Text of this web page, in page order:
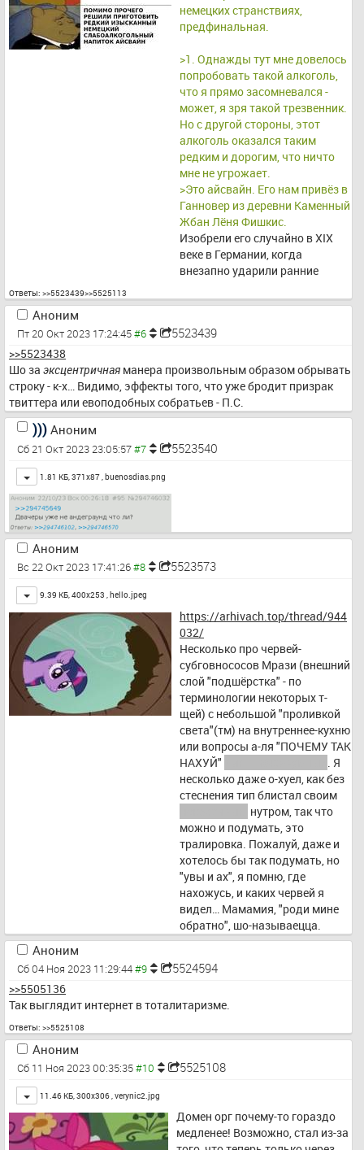
немецких странствиях,
предфинальная.
>1. Однажды тут мне довелось
попробовать такой алкоголь,
что я прямо засомневался -
может, я зря такой трезвенник.
Но с другой стороны, этот
алкоголь оказался таким
редким и дорогим, что ничто
мне не угрожает.
>Это айсвайн. Его нам привёз в
Ганновер из деревни Каменный
Жбан Лёня Фишкис.
Изобрели его случайно в XIX
веке в Германии, когда
внезапно ударили ранние
собрали. Вот он и подмёрз
скормить его козам, но для
вино. Результат впечатлил.
>Честный айсвайн
производить ужасно сложно -
надо чтобы виноград довисел
И чтобы до этого времени его
собирают вручную в
отжим.
сладкое и неописуемо вкусное.
Жаль, что не был осведомлён
об этом в прошлом году, а то
пикрил был бы горделивый
мну.
Ответы: >>5523439>>5525113
Аноним
Пт 20 Окт 2023 17:24:45 5523439
>>5523438
Шо за эксцентричная манера произвольным образом обрывать
строку - к-х… Видимо, эффекты того, что уже бродит призрак
твиттера или евоподобных собратьев - П.С.
))) Аноним
Сб 21 Окт 2023 23:05:57 5523540
Toggle
1.81 КБ, 371x87 ,buenosdias.png
Аноним
Вс 22 Окт 2023 17:41:26 5523573
Toggle
9.39 КБ, 400x253 ,hello.jpeg
https://arhivach.top/thread/944
032/
Несколько про червей-
субговнососов Мрази (внешний
слой "подшёрстка" - по
терминологии некоторых т-
щей) с небольшой "проливкой
света"(тм) на внутреннее-кухню
или вопросы а-ля "ПОЧЕМУ ТАК
НАХУЙ"
. Я
несколько даже o-хуел, как без
нутром, так что
можно и подумать, это
тралировка. Пожалуй, даже и
хотелось бы так подумать, но
"увы и ах", я помню, где
нахожусь, и каких червей я
видел… Мамамия, "роди мине
обратно", шо-называецца.
отвратительности таки не
758/
Аноним
Сб 04 Ноя 2023 11:29:44 5524594
>>5505136
Так выглядит интернет в тоталитаризме.
Ответы: >>5525108
Аноним
Сб 11 Ноя 2023 00:35:35 5525108
Toggle
11.46 КБ, 300x306 , verynic2.jpg
Домен орг почему-то гораздо
медленее! Возможно, стал из-за